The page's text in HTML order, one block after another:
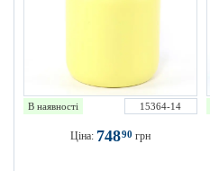
В наявності 15364-14
Ціна: 74890 грн